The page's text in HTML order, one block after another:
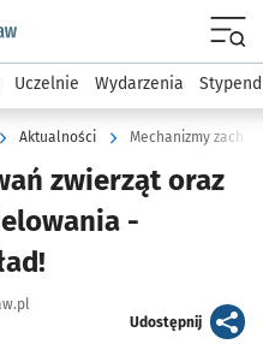
podserwis: Akademicki
Uczelnie Wydarzenia
Aktualności
zwierząt oraz
-
Udostępnijartykuł